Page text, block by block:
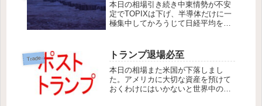
優待も買われず、円...
本日の相場引き続き中東情勢が不安
定でTOPIXは下げ、半導体だけに一
極集中してかろうじて日経平均をプ
の持ち株は-1%に近い大敗。NT倍率
は大きくひび割れ、地獄の絵図を描
いている...
Trade トランプ退場必至
本日の相場また米国が下落しまし
た。アメリカに大切な資産を預けて
おくわけにはいかないと世界中の資